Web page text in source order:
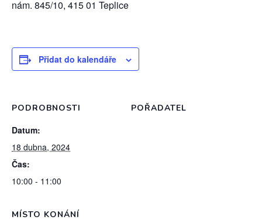
nám. 845/10, 415 01 Teplice
Přidat do kalendáře
PODROBNOSTI
Datum:
18 dubna, 2024
Čas:
10:00 - 11:00
POŘADATEL
MÍSTO KONÁNÍ